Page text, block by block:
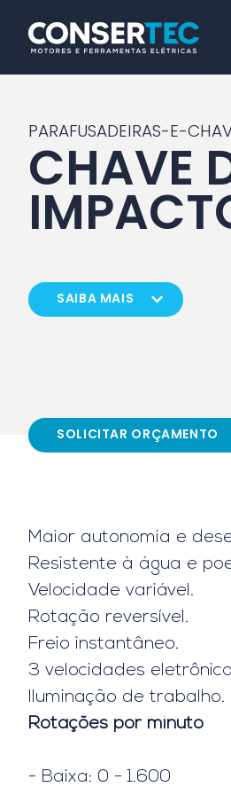
PARAFUSADEIRAS-E-
CHAVE
SAIBA MAIS
SOLICITAR ORÇAMENTO
Maior autonomia e
Resistente à água e
Velocidade variável.
Rotação reversível.
Freio instantâneo.
3 velocidades
Iluminação de trabalho.
Rotações por minuto
- Baixa: 0 - 1.600